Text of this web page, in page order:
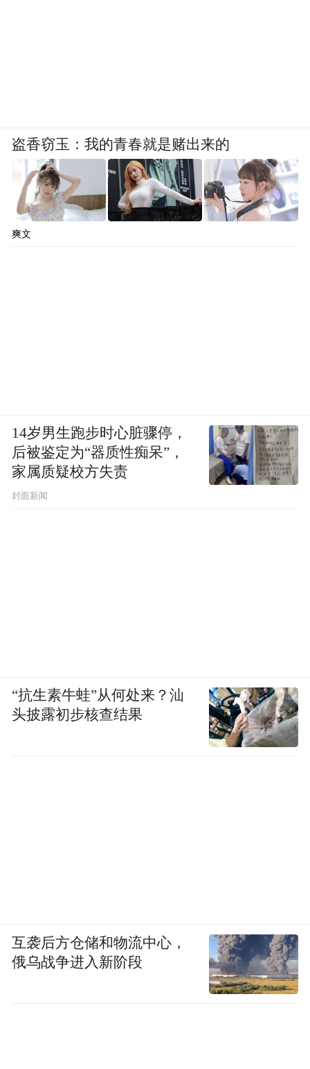
盗香窃玉：我的青春就是赌出来的
爽文
14岁男生跑步时心脏骤停，
后被鉴定为“器质性痴呆”，
家属质疑校方失责
封面新闻
“抗生素牛蛙”从何处来？汕
头披露初步核查结果
互袭后方仓储和物流中心，
俄乌战争进入新阶段